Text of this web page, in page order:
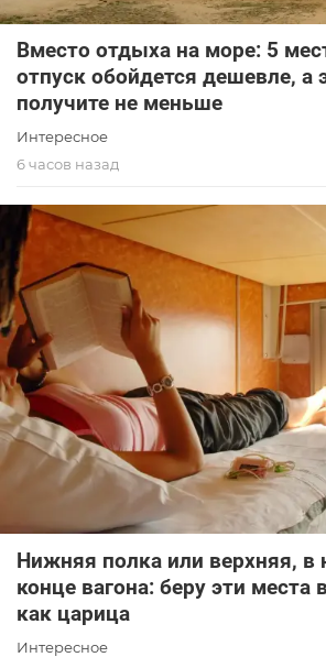
Вместо отдыха на море: 5
отпуск обойдется дешевле, а
получите не меньше
Интересное
6 часов назад
Нижняя полка или верхняя, в
конце вагона: беру эти места
как царица
Интересное